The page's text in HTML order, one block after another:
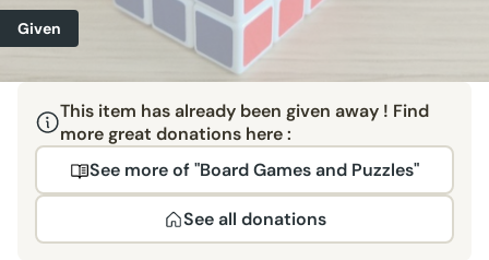
Given
This item has already been given away ! Find
more great donations here :
See more of "Board Games and Puzzles"
See all donations